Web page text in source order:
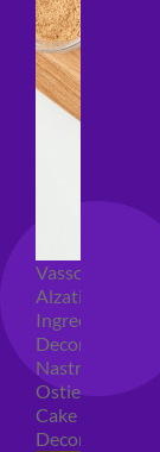
Vassoi e
Alzatine per
Ingredienti torte
Decorazioni
Nastri e
Ostie per torte
Cake Topper
Decori per torte